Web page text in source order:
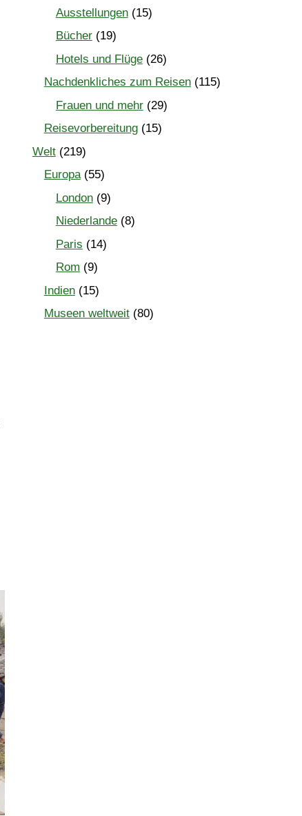
Ausstellungen(15)
Bücher(19)
Hotels und Flüge(26)
Nachdenkliches zum Reisen(115)
Frauen und mehr(29)
Reisevorbereitung(15)
Welt(219)
Europa(55)
London(9)
Niederlande(8)
Paris (14)
Rom (9)
Indien(15)
Museen weltweit(80)